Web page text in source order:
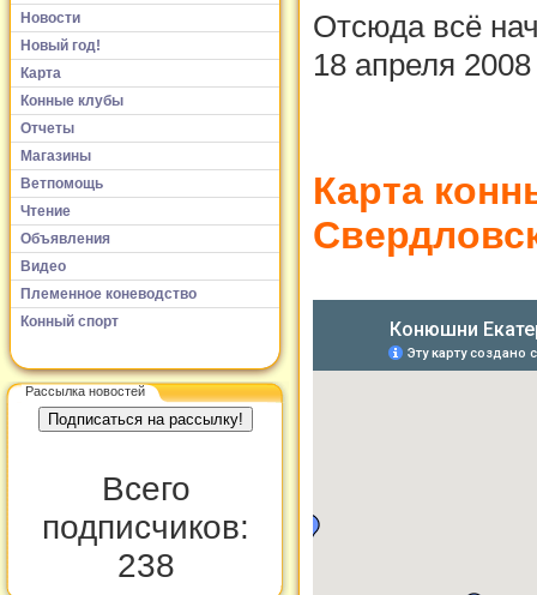
Новости
Новый год!
Карта
Конные клубы
Отчеты
Магазины
Ветпомощь
Чтение
Объявления
Видео
Племенное коневодство
Конный спорт
Рассылка новостей
Всего
подписчиков:
238
Отсюда всё
18 апреля 2008
Карта